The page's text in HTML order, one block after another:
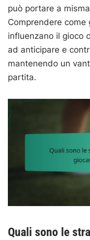
può portare a
Comprendere come
influenzano il gioco
ad anticipare e
mantenendo un
partita.
Quali sono le